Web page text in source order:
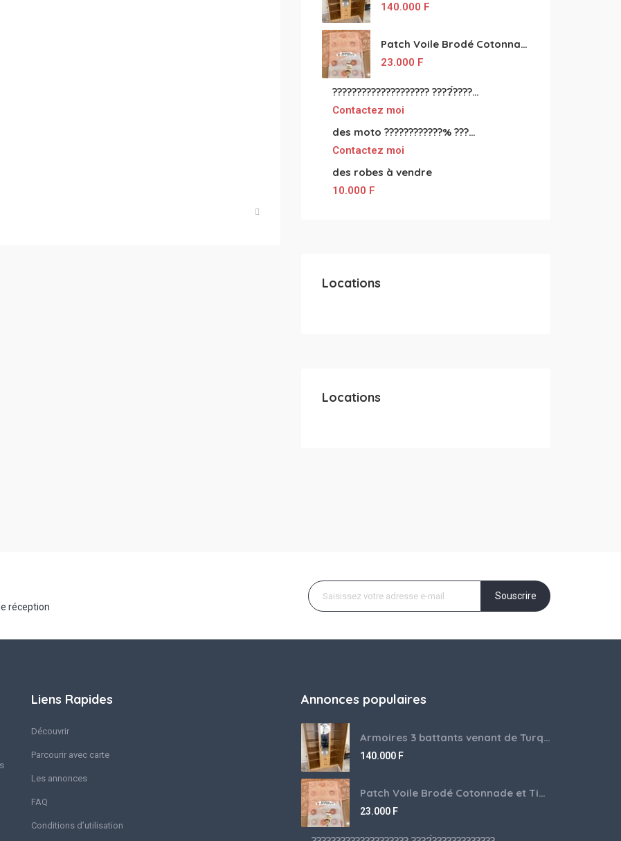
140.000 F
Patch Voile Brodé Cotonnade et Tinu Minu de l’Inde ???????? ????
23.000 F
???????????????????? ????́???????????????????????????????????????? à vendre
Contactez moi
des moto ????????????% ????́???????????????????????????????????? à vendre
Contactez moi
des robes à vendre
10.000 F
Locations
Locations
réception
Souscrire
Liens Rapides
Découvrir
Parcourir avec carte
Les annonces
FAQ
Conditions d’utilisation
Annonces populaires
Armoires 3 battants venant de Turquie disponibles
140.000 F
Patch Voile Brodé Cotonnade et Tinu Minu de l’Inde ???????? ????
23.000 F